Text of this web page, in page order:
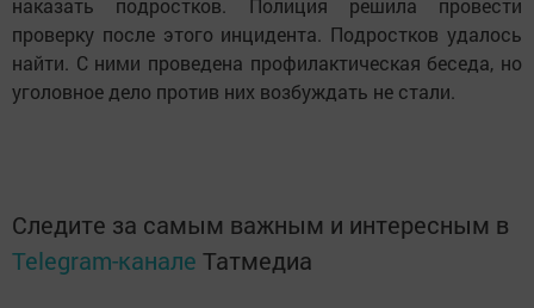
наказать подростков. Полиция решила провести
проверку после этого инцидента. Подростков удалось
найти. С ними проведена профилактическая беседа, но
уголовное дело против них возбуждать не стали.
Следите за самым важным и интересным в
Telegram-канале Татмедиа